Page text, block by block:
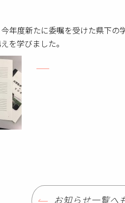
年度新たに委嘱を受けた県下
を学びました。
お知らせ一覧へ